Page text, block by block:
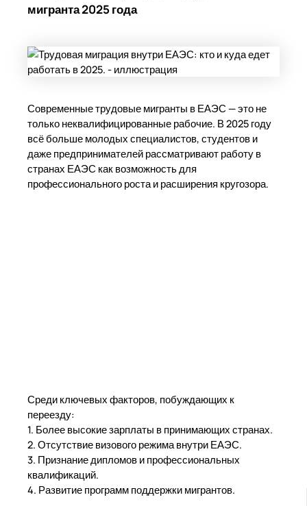
мигранта 2025 года
Современные трудовые мигранты в ЕАЭС — это не
только неквалифицированные рабочие. В 2025 году
всё больше молодых специалистов, студентов и
даже предпринимателей рассматривают работу в
странах ЕАЭС как возможность для
профессионального роста и расширения кругозора.
Среди ключевых факторов, побуждающих к
переезду:
1. Более высокие зарплаты в принимающих странах.
2. Отсутствие визового режима внутри ЕАЭС.
3. Признание дипломов и профессиональных
квалификаций.
4. Развитие программ поддержки мигрантов.